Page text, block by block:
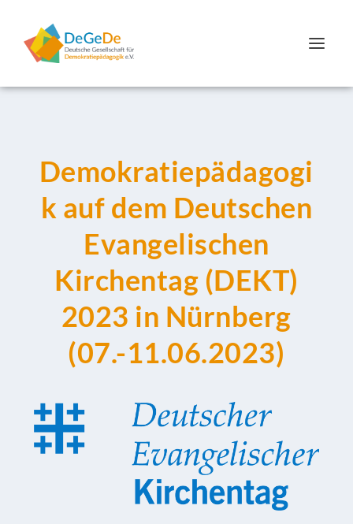
Demokratiepädagogi
k auf dem Deutschen
Evangelischen
Kirchentag (DEKT)
2023 in Nürnberg
(07.-11.06.2023)